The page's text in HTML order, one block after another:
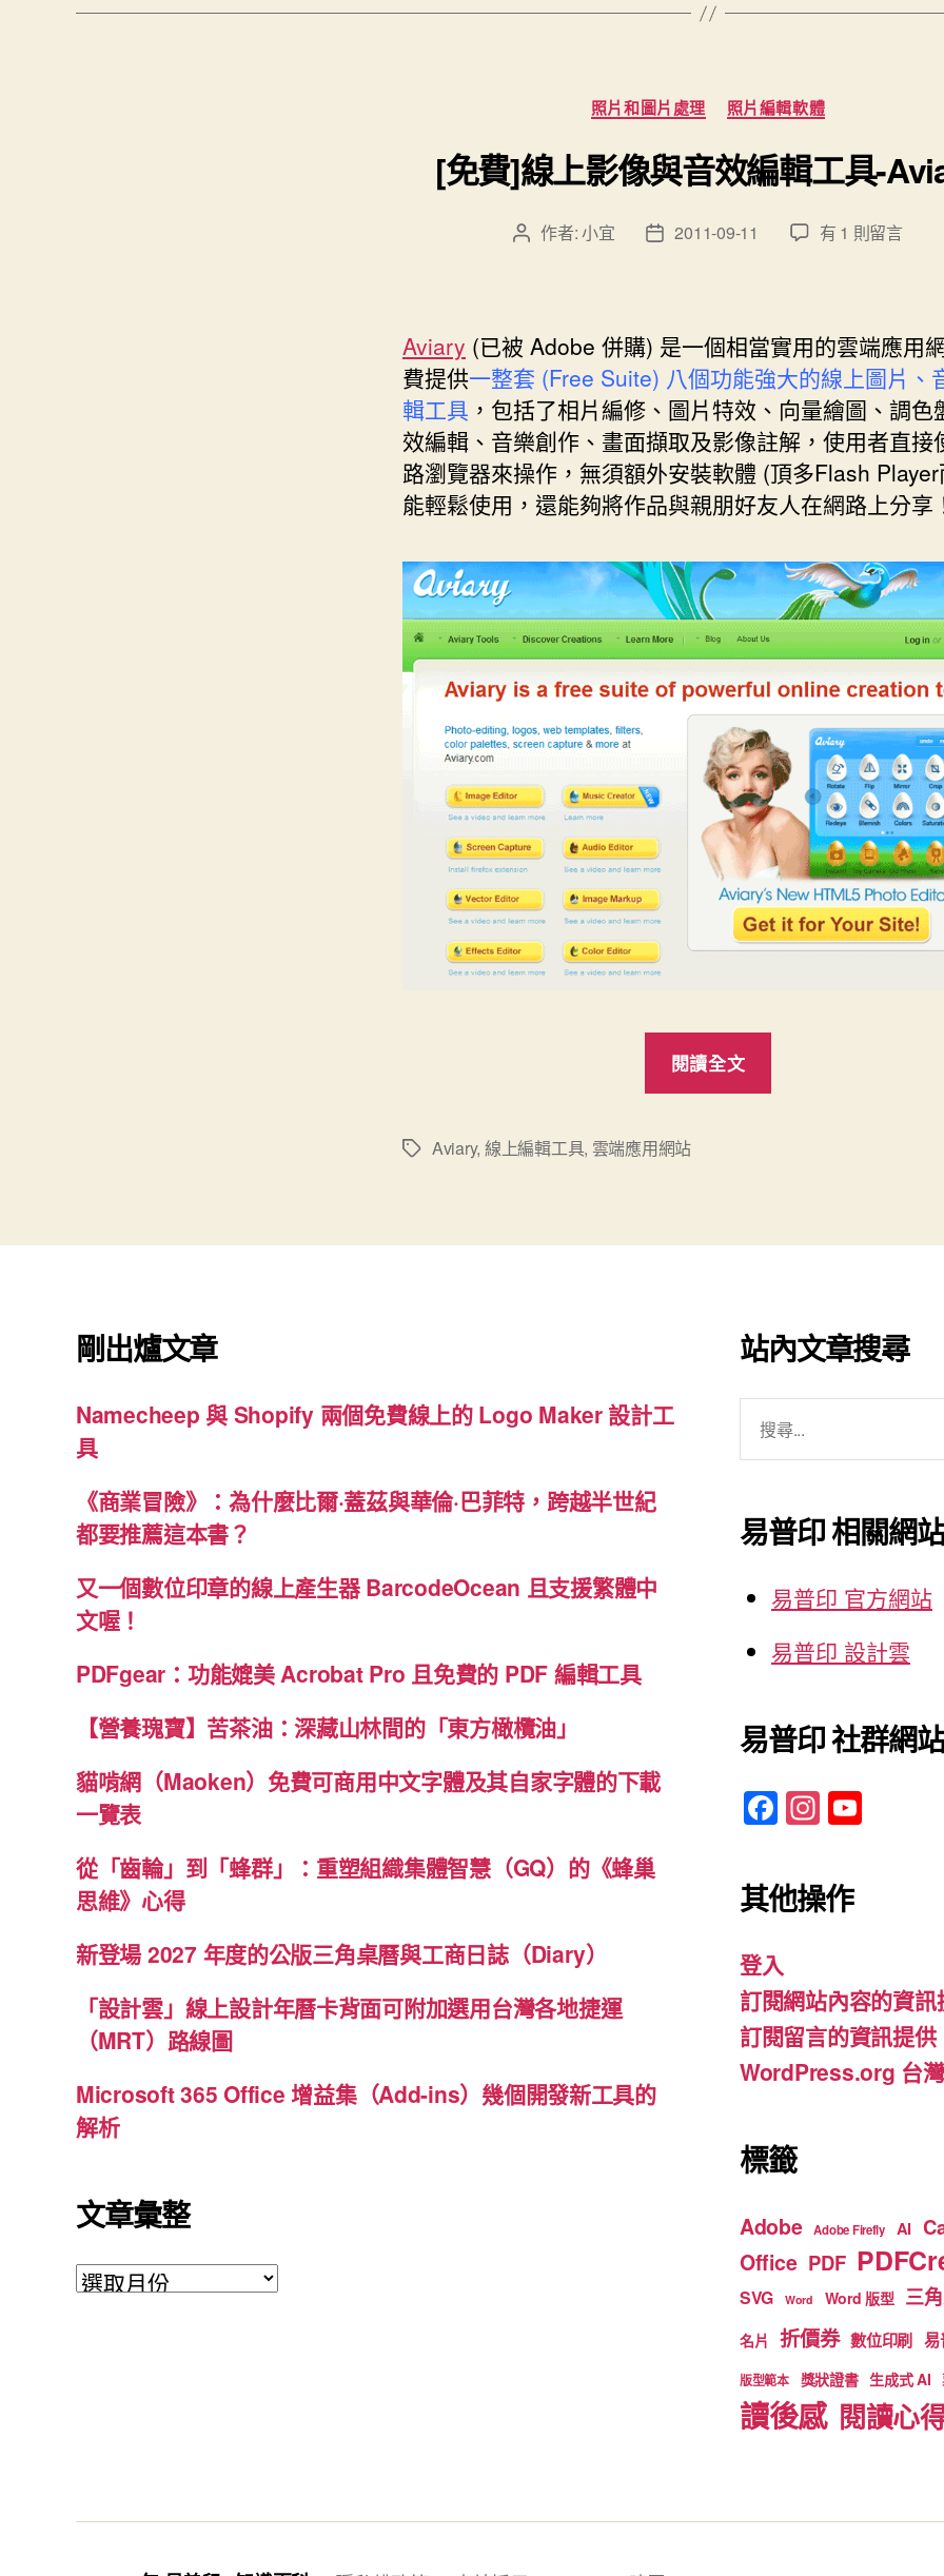
業
照片和圖片處理 照片編輯軟體
[免費]線上影像與音效編輯工具-
文 作者:小宜
文
日
期
2011-09-11
在
上
影
像
與
音
效
編
輯
具-
Aviary〉
中
有 1 則留言
Aviary (已被 Adobe 併購) 是一個相當實用的雲端應用
費提供一整套 (Free Suite) 八個功能強大的線上圖片、
輯工具 ，包括了相片編修、圖片特效、向量繪圖、調色
效編輯、 音樂創作、畫面擷取及影像註解，使用者直接
路瀏覽器來操作，無須額外安裝軟體 (頂多Flash
能輕鬆使用，還能夠將作品與親朋好友人在網路上分享
閱讀全文
與
編
輯
工
具-
標 Aviary, 線上編輯工具, 雲端應用網站
剛出爐文章
Namecheep 與 Shopify 兩個免費線上的 Logo Maker 設計工
具
《商業冒險》：為什麼比爾·蓋茲與華倫·巴菲特，跨越半世紀
都要推薦這本書？
又一個數位印章的線上產生器 BarcodeOcean 且支援繁體中
文喔！
PDFgear：功能媲美 Acrobat Pro 且免費的 PDF 編輯工具
【營養瑰寶】苦茶油：深藏山林間的「東方橄欖油」
貓啃網（Maoken）免費可商用中文字體及其自家字體的下載
一覽表
從「齒輪」到「蜂群」：重塑組織集體智慧（GQ）的《蜂巢
思維》心得
新登場 2027 年度的公版三角桌曆與工商日誌（Diary）
「設計雲」線上設計年曆卡背面可附加選用台灣各地捷運
（MRT）路線圖
Microsoft 365 Office 增益集（Add-ins）幾個開發新工具的
解析
文章彙整
文
站內文章搜尋
字:
易普印 相關網站
易普印 官方網站
易普印 設計雲
易普印 社群網站
F
c
e
o
o
k
In
a
gr
m b
e
其他操作
登入
訂閱網站內容的資訊
訂閱留言的資訊提供
WordPress.org 台
標籤
Adobe Adobe Firefly AI
Office PDF
SVG Word Word 版型 三
名片 折價券 數位印刷 易
版型範本 獎狀證書 生成式 AI
讀後感 閱讀心